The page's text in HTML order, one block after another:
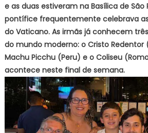
e as duas estiveram na Basílica de São
pontífice frequentemente celebrava
do Vaticano. As irmãs já conhecem
do mundo moderno: o Cristo Redentor
Machu Picchu (Peru) e o Coliseu
acontece neste final de semana.